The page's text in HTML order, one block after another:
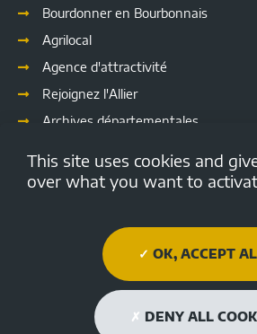
Bourdonner en Bourbonnais
Agrilocal
Agence d'attractivité
Rejoignez l'Allier
Archives départementales
Culture
Open data de l'Allier
Médiathèque Départementale de
Allier tourisme
This site uses cookies and
over what you want to
OK, ACCEPT
DENY ALL